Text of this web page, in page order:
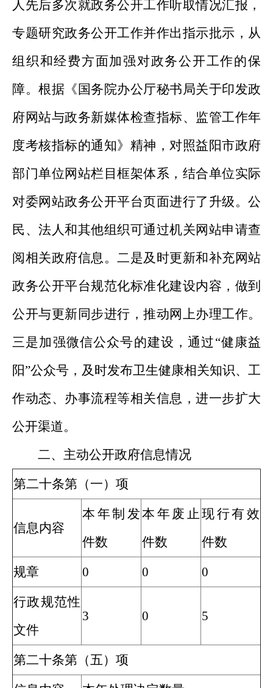
人先后多次就政务公开工作听取情况汇报，
专题研究政务公开工作并作出指示批示，从
组织和经费方面加强对政务公开工作的保
障。根据《国务院办公厅秘书局关于印发政
府网站与政务新媒体检查指标、监管工作年
度考核指标的通知》精神，对照益阳市政府
部门单位网站栏目框架体系，结合单位实际
对委网站政务公开平台页面进行了升级。公
民、法人和其他组织可通过机关网站申请查
阅相关政府信息。二是及时更新和补充网站
政务公开平台规范化标准化建设内容，做到
公开与更新同步进行，推动网上办理工作。
三是加强微信公众号的建设，通过“健康益
阳”公众号，及时发布卫生健康相关知识、工
作动态、办事流程等相关信息，进一步扩大
公开渠道。
二、主动公开政府信息情况
第二十条第（一）项
信息内容
本年制发
件数
本年废止
件数
现行有效
件数
规章 0 0 0
行政规范性
文件
3 0 5
第二十条第（五）项